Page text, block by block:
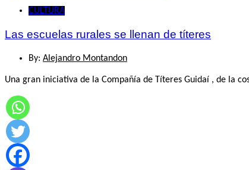
CULTURA
Las escuelas rurales se llenan de títeres
By: Alejandro Montandon
Una gran iniciativa de la Compañía de Títeres Guidaí , de la